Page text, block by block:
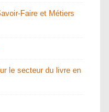
Faire et Métiers
le secteur du livre en